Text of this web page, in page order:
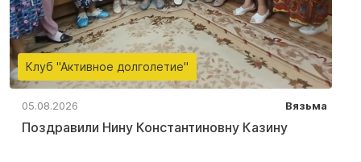
Клуб "Активное долголетие"
05.08.2026 Вязьма
Поздравили Нину Константиновну Казину